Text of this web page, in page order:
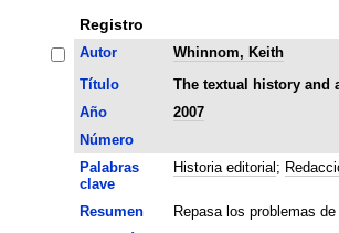
Registro
Autor
Whinnom, Keith
Título
The textual history and
Año
2007
Número
Palabras
clave
Historia editorial ;
Resumen
Repasa los problemas